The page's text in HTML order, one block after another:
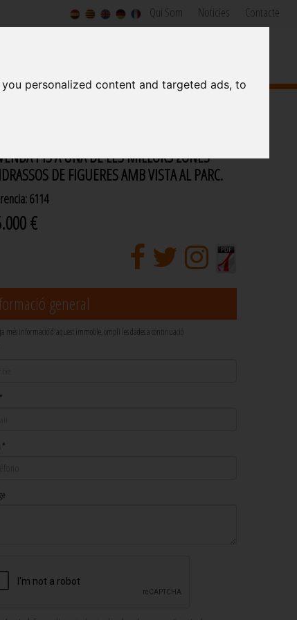
personalized content and targeted ads, to
Qui Som Noticies Contacte
PIS A UNA DE LES MILLORS ZONES
DE FIGUERES AMB VISTA AL PARC.
6114
€
general
més informació d'aquest immoble, ompli les dades a continuació
*